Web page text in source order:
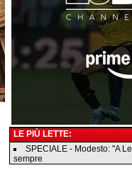
LE PIÙ LETTE:
SPECIALE - Modesto: "A
sempre